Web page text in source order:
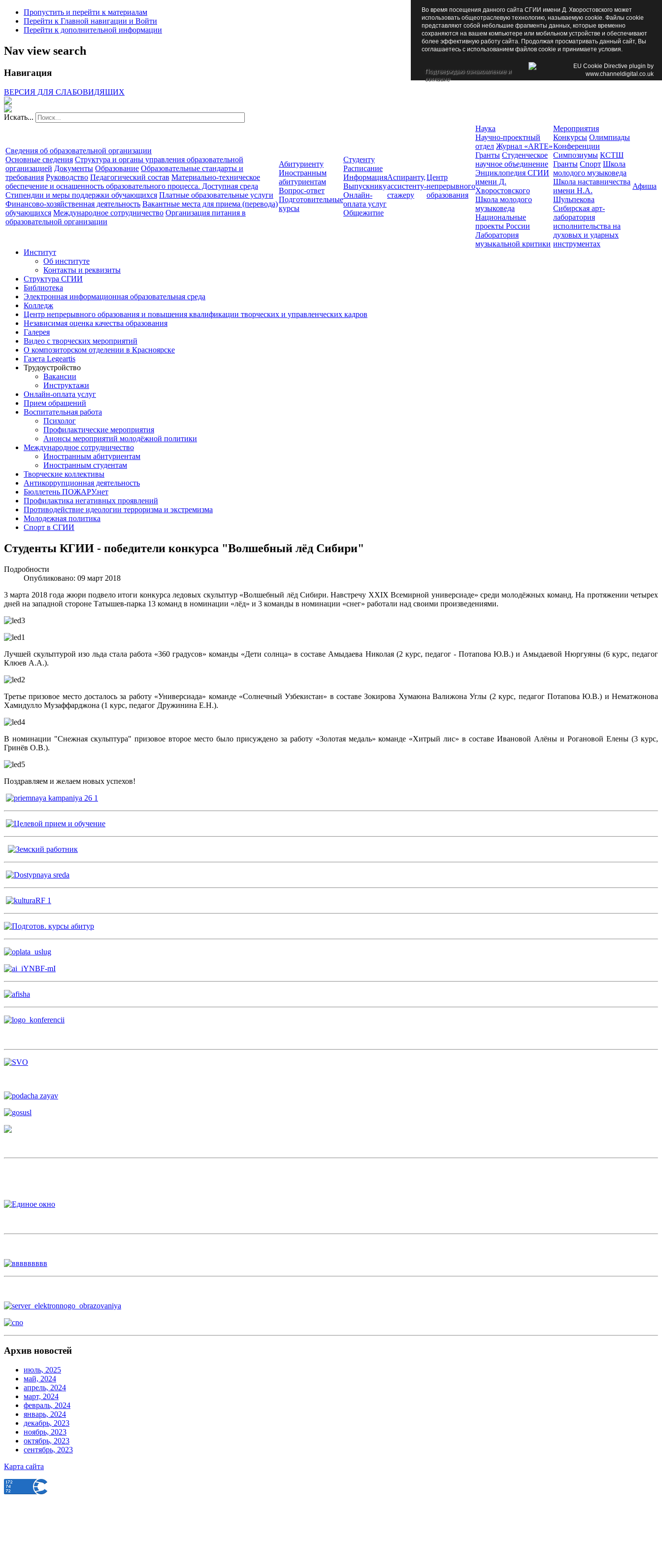
Пропустить и перейти к материалам
Перейти к Главной навигации и Войти
Перейти к дополнительной информации
Nav view search
Навигация
ВЕРСИЯ ДЛЯ СЛАБОВИДЯЩИХ
Искать...
Сведения об образовательной организации
Основные сведения Структура и органы управления образовательной
организацией Документы Образование Образовательные стандарты и
требования Руководство Педагогический состав Материально-техническое
обеспечение и оснащенность образовательного процесса. Доступная среда
Стипендии и меры поддержки обучающихся Платные образовательные услуги
Финансово-хозяйственная деятельность Вакантные места для приема (перевода)
обучающихся Международное сотрудничество Организация питания в
образовательной организации
Абитуриенту
Иностранным
абитуриентам
Вопрос-ответ
Подготовительные
курсы
Студенту
Расписание
Информация
Выпускнику
Онлайн-
оплата услуг
Общежитие
Аспиранту,
ассистенту-
стажеру
Центр
непрерывного
образования
Наука
Научно-проектный
отдел Журнал «ARTE»
Гранты Студенческое
научное объединение
Энциклопедия СГИИ
имени Д.
Хворостовского
Школа молодого
музыковеда
Национальные
проекты России
Лаборатория
музыкальной критики
Мероприятия
Конкурсы Олимпиады
Конференции
Симпозиумы КСТШ
Гранты Спорт Школа
молодого музыковеда
Школа наставничества
имени Н.А.
Шульпекова
Сибирская арт-
лаборатория
исполнительства на
духовых и ударных
инструментах
Афиша
Институт
Об институте
Контакты и реквизиты
Структура СГИИ
Библиотека
Электронная информационная образовательная среда
Колледж
Центр непрерывного образования и повышения квалификации творческих и управленческих кадров
Независимая оценка качества образования
Галерея
Видео с творческих мероприятий
О композиторском отделении в Красноярске
Газета Legeartis
Трудоустройство
Вакансии
Инструктажи
Онлайн-оплата услуг
Прием обращений
Воспитательная работа
Психолог
Профилактические мероприятия
Анонсы мероприятий молодёжной политики
Международное сотрудничество
Иностранным абитуриентам
Иностранным студентам
Творческие коллективы
Антикоррупционная деятельность
Бюллетень ПОЖАРУ.нет
Профилактика негативных проявлений
Противодействие идеологии терроризма и экстремизма
Молодежная политика
Спорт в СГИИ
Студенты КГИИ - победители конкурса "Волшебный лёд Сибири"
Подробности
Опубликовано: 09 март 2018
3 марта 2018 года жюри подвело итоги конкурса ледовых скульптур «Волшебный лёд Сибири. Навстречу XXIX Всемирной универсиаде» среди молодёжных команд. На протяжении четырех
дней на западной стороне Татышев-парка 13 команд в номинации «лёд» и 3 команды в номинации «снег» работали над своими произведениями.
Лучшей скульптурой изо льда стала работа «360 градусов» команды «Дети солнца» в составе Амыдаева Николая (2 курс, педагог - Потапова Ю.В.) и Амыдаевой Нюргуяны (6 курс, педагог
Клюев А.А.).
Третье призовое место досталось за работу «Универсиада» команде «Солнечный Узбекистан» в составе Зокирова Хумаюна Валижона Углы (2 курс, педагог Потапова Ю.В.) и Нематжонова
Хамидулло Музаффарджона (1 курс, педагог Дружинина Е.Н.).
В номинации "Снежная скульптура" призовое второе место было присуждено за работу «Золотая медаль» команде «Хитрый лис» в составе Ивановой Алёны и Рогановой Елены (3 курс,
Гринёв О.В.).
Поздравляем и желаем новых успехов!
Архив новостей
июль, 2025
май, 2024
апрель, 2024
март, 2024
февраль, 2024
январь, 2024
декабрь, 2023
ноябрь, 2023
октябрь, 2023
сентябрь, 2023
Карта сайта
Во время посещения данного сайта СГИИ имени Д. Хворостовского может
использовать общеотраслевую технологию, называемую cookie. Файлы cookie
представляют собой небольшие фрагменты данных, которые временно
сохраняются на вашем компьютере или мобильном устройстве и обеспечивают
более эффективную работу сайта. Продолжая просматривать данный сайт, Вы
соглашаетесь с использованием файлов cookie и принимаете условия.
Подтверждаю ознакомление и
согласие